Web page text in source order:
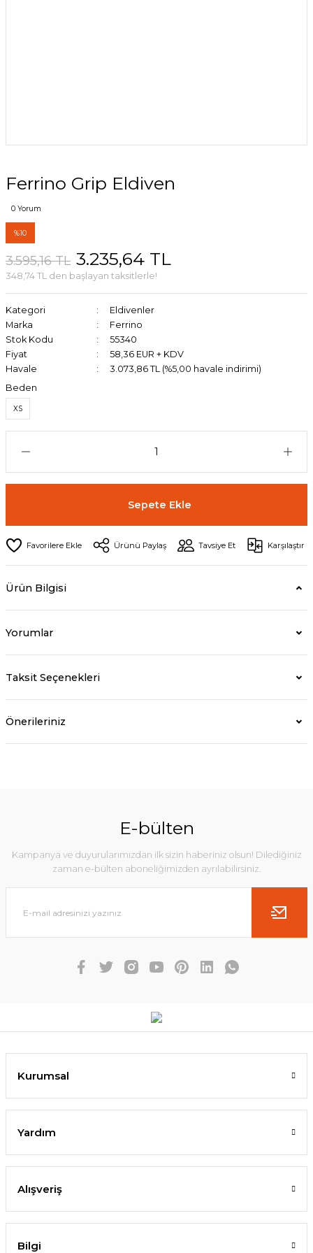
Ferrino Grip Eldiven
0 Yorum
%10
3.595,16 TL 3.235,64 TL
348,74 TL den başlayan taksitlerle!
Kategori
Eldivenler
Marka
Ferrino
Stok Kodu
55340
Fiyat
58,36 EUR + KDV
Havale
3.073,86 TL (%5,00 havale indirimi)
Beden
XS
Sepete Ekle
Ürünü Paylaş Tavsiye Et Karşılaştır
Ürün Bilgisi
Yorumlar
Taksit Seçenekleri
Önerileriniz
E-bülten
Kampanya ve duyurularımızdan ilk sizin haberiniz olsun! Dilediğiniz
zaman e-bülten aboneliğimizden ayrılabilirsiniz.
Kurumsal
Yardım
Alışveriş
Bilgi